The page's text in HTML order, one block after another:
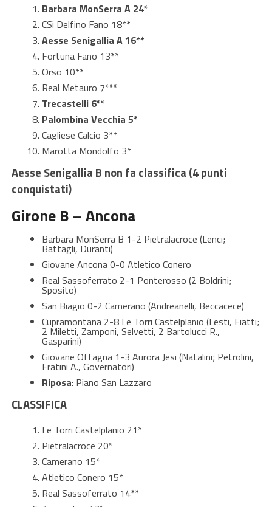
Barbara MonSerra A 24*
CSi Delfino Fano 18**
Aesse Senigallia A 16**
Fortuna Fano 13**
Orso 10**
Real Metauro 7***
Trecastelli 6**
Palombina Vecchia 5*
Cagliese Calcio 3**
Marotta Mondolfo 3*
Aesse Senigallia B non fa classifica (4 punti
conquistati)
Girone B – Ancona
Barbara MonSerra B 1-2 Pietralacroce (Lenci;
Battagli, Duranti)
Giovane Ancona 0-0 Atletico Conero
Real Sassoferrato 2-1 Ponterosso (2 Boldrini;
Sposito)
San Biagio 0-2 Camerano (Andreanelli, Beccacece)
Cupramontana 2-8 Le Torri Castelplanio (Lesti, Fiatti;
2 Miletti, Zamponi, Selvetti, 2 Bartolucci R.,
Gasparini)
Giovane Offagna 1-3 Aurora Jesi (Natalini; Petrolini,
Fratini A., Governatori)
Riposa: Piano San Lazzaro
CLASSIFICA
Le Torri Castelplanio 21*
Pietralacroce 20*
Camerano 15*
Atletico Conero 15*
Real Sassoferrato 14**